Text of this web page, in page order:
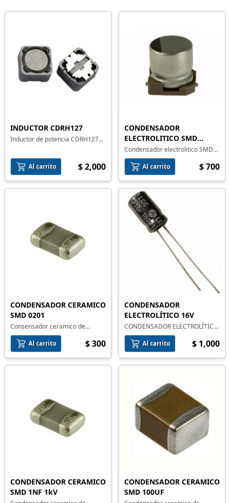
INDUCTOR CDRH127
Inductor de potencia CDRH127
Al carrito $ 2,000
CONDENSADOR
ELECTROLITICO SMD
330UF 16V
Condensador electrolitico SMD
de aluminio 330uF a 16 V
Al carrito
$ 700
CONDENSADOR CERAMICO
SMD 0201
Consensador ceramico de
montaje superficial
Al carrito
$ 300
CONDENSADOR
ELECTROLÍTICO 16V
CONDENSADOR ELECTROLÍTICO
16 V
Al carrito
$ 1,000
CONDENSADOR CERAMICO
SMD 1NF 1kV
CONDENSADOR CERAMICO
SMD 100UF